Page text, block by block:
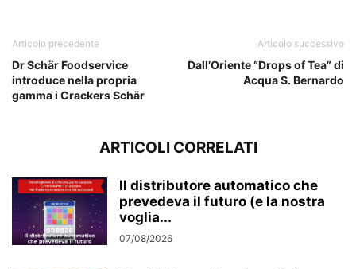
Articolo precedente
Dr Schär Foodservice
introduce nella propria
gamma i Crackers Schär
Articolo successivo
Dall’Oriente “Drops of Tea” di
Acqua S. Bernardo
ARTICOLI CORRELATI
Il distributore automatico che
prevedeva il futuro (e la nostra
voglia...
07/08/2026